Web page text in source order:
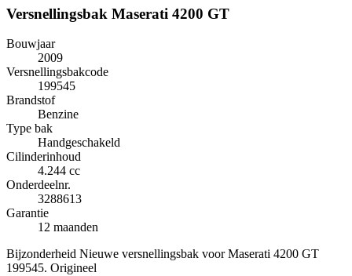
Versnellingsbak Maserati 4200 GT
Bouwjaar
2009
Versnellingsbakcode
199545
Brandstof
Benzine
Type bak
Handgeschakeld
Cilinderinhoud
4.244 cc
Onderdeelnr.
3288613
Garantie
12 maanden
Bijzonderheid Nieuwe versnellingsbak voor Maserati 4200 GT
199545. Origineel